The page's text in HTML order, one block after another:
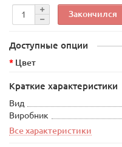
Закончился
Доступные опции
Цвет
Краткие характеристики
Вид
Виробник
Все характеристики